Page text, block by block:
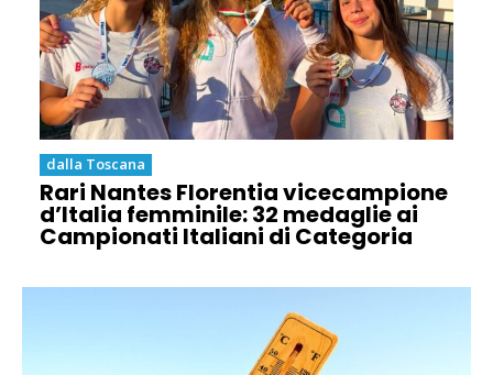
dalla Toscana
Rari Nantes Florentia vicecampione
d’Italia femminile: 32 medaglie ai
Campionati Italiani di Categoria